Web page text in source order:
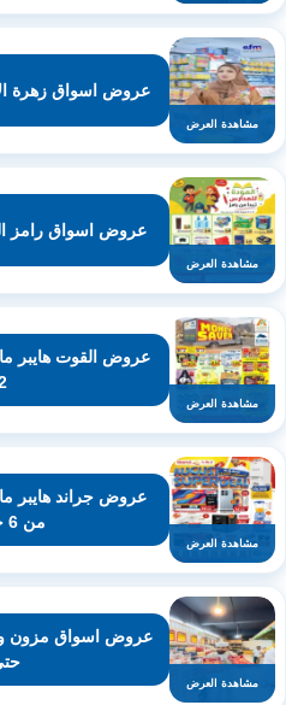
مشاهدة العرض
عروض اسواق زهرة
مشاهدة العرض
عروض اسواق رامز المتنوعة
مشاهدة العرض
مشاهدة العرض
عروض جراند هايبر
من 6 حتى 12 اغسطس
مشاهدة العرض
حتى 7